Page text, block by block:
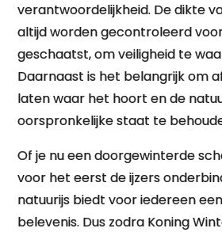
verantwoordelijkheid. De dikte
altijd worden gecontroleerd
geschaatst, om veiligheid te
Daarnaast is het belangrijk om
laten waar het hoort en de
oorspronkelijke staat te
Of je nu een doorgewinterde
voor het eerst de ijzers
natuurijs biedt voor iedereen
belevenis. Dus zodra Koning